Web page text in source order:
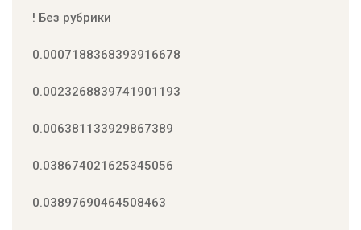
! Без рубрики
0.0007188368393916678
0.0023268839741901193
0.006381133929867389
0.038674021625345056
0.03897690464508463